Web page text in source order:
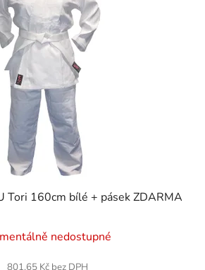
Tori 160cm bílé + pásek ZDARMA
hodnocení
produktu
nedostupné
801,65 Kč bez DPH